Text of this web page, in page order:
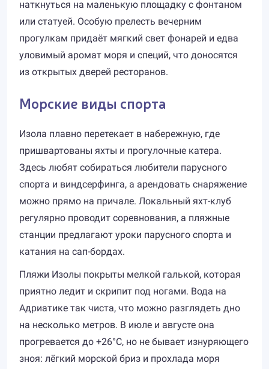
наткнуться на маленькую площадку с фонтаном
или статуей. Особую прелесть вечерним
прогулкам придаёт мягкий свет фонарей и едва
уловимый аромат моря и специй, что доносятся
из открытых дверей ресторанов.
Морские виды спорта
Изола плавно перетекает в набережную, где
пришвартованы яхты и прогулочные катера.
Здесь любят собираться любители парусного
спорта и виндсерфинга, а арендовать снаряжение
можно прямо на причале. Локальный яхт-клуб
регулярно проводит соревнования, а пляжные
станции предлагают уроки парусного спорта и
катания на сап-бордах.
Пляжи Изолы покрыты мелкой галькой, которая
приятно ледит и скрипит под ногами. Вода на
Адриатике так чиста, что можно разглядеть дно
на несколько метров. В июле и августе она
прогревается до +26°C, но не бывает изнуряющего
зноя: лёгкий морской бриз и прохлада моря